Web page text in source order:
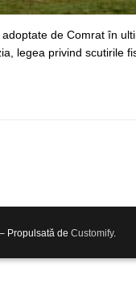
de Comrat în
legea privind scutirile
Propulsată de Customify.